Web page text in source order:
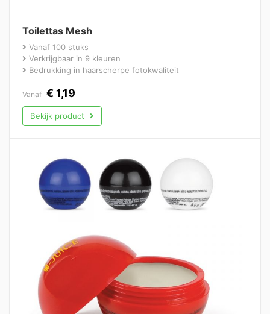
Toilettas Mesh
Vanaf 100 stuks
Verkrijgbaar in 9 kleuren
Bedrukking in haarscherpe fotokwaliteit
Vanaf € 1,19
Bekijk product